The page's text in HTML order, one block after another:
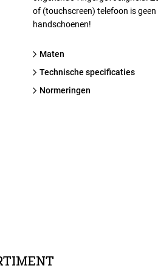
of (touchscreen) telefoon is geen
handschoenen!
Maten
technische specificaties
normeringen